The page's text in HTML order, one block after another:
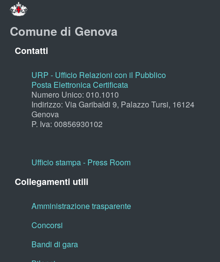
Comune di Genova
Contatti
URP - Ufficio Relazioni con il Pubblico
Posta Elettronica Certificata
Numero Unico: 010.1010
Indirizzo: Via Garibaldi 9, Palazzo Tursi, 16124
Genova
P. Iva: 00856930102
Ufficio stampa - Press Room
Collegamenti utili
Amministrazione trasparente
Concorsi
Bandi di gara